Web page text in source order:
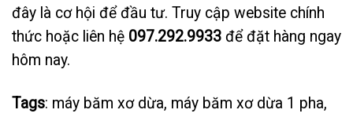
đây là cơ hội để đầu tư. Truy cập website chính
thức hoặc liên hệ 097.292.9933 để đặt hàng ngay
hôm nay.
Tags: máy băm xơ dừa, máy băm xơ dừa 1 pha,